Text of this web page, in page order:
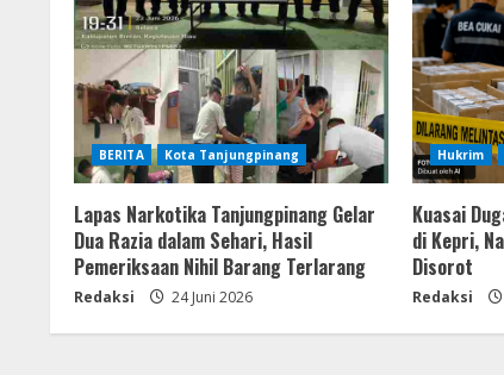
BERITA Kota Tanjungpinang
Lapas Narkotika Tanjungpinang Gelar
Dua Razia dalam Sehari, Hasil
Pemeriksaan Nihil Barang Terlarang
Redaksi 24 Juni 2026
Hukrim
Kuasai
di Kepri,
Disorot
Redaksi